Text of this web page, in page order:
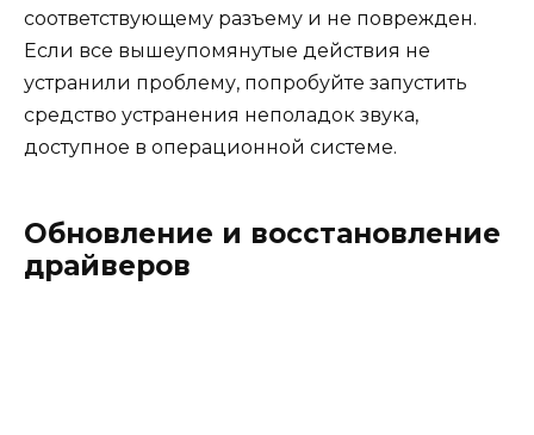
соответствующему разъему и не поврежден.
Если все вышеупомянутые действия не
устранили проблему, попробуйте запустить
средство устранения неполадок звука,
доступное в операционной системе.
Обновление и восстановление
драйверов